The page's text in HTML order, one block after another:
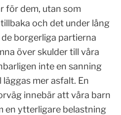
för dem, utan som
och det under lång
borgerliga partierna
över skulder till våra
inte en sanning
mer asfalt. En
innebär att våra barn
en ytterligare belastning